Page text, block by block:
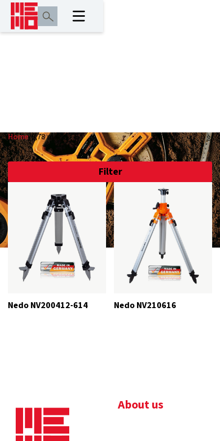
Home/0,78 m
Filter
Nedo NV200412-614 Nedo NV210616
About us